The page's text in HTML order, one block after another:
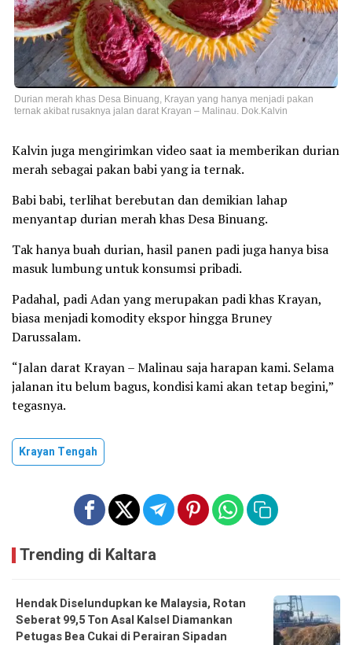
Durian merah khas Desa Binuang, Krayan yang hanya menjadi pakan
ternak akibat rusaknya jalan darat Krayan – Malinau. Dok.Kalvin
Kalvin juga mengirimkan video saat ia memberikan durian
merah sebagai pakan babi yang ia ternak.
Babi babi, terlihat berebutan dan demikian lahap
menyantap durian merah khas Desa Binuang.
Tak hanya buah durian, hasil panen padi juga hanya bisa
masuk lumbung untuk konsumsi pribadi.
Padahal, padi Adan yang merupakan padi khas Krayan,
biasa menjadi komodity ekspor hingga Bruney
Darussalam.
“Jalan darat Krayan – Malinau saja harapan kami. Selama
jalanan itu belum bagus, kondisi kami akan tetap begini,”
tegasnya.
Krayan Tengah
Trending di Kaltara
Hendak Diselundupkan ke Malaysia, Rotan
Seberat 99,5 Ton Asal Kalsel Diamankan
Petugas Bea Cukai di Perairan Sipadan